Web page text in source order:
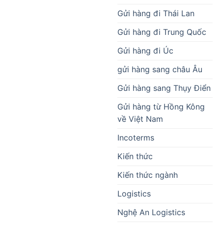
Gửi hàng đi Thái Lan
Gửi hàng đi Trung Quốc
Gửi hàng đi Úc
gửi hàng sang châu Âu
Gửi hàng sang Thụy Điển
Gửi hàng từ Hồng Kông
về Việt Nam
Incoterms
Kiến thức
Kiến thức ngành
Logistics
Nghệ An Logistics